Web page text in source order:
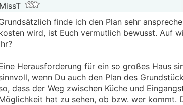
MissT
finde ich den Plan sehr
wird, ist Euch vermutlich bewusst. Auf
Herausforderung für ein so großes Haus
wenn Du auch den Plan des
dass der Weg zwischen Küche und
hat zu sehen, ob bzw. wer kommt.